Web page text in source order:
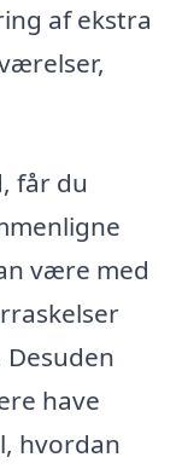
af ekstra
får du
være med
have
hvordan